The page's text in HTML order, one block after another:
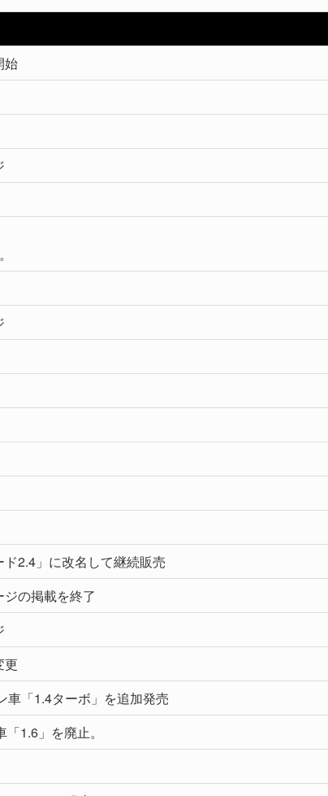
始
2.4」に改名して継続販売
の掲載を終了
更
車「1.4ターボ」を追加発売
1.6」を廃止。